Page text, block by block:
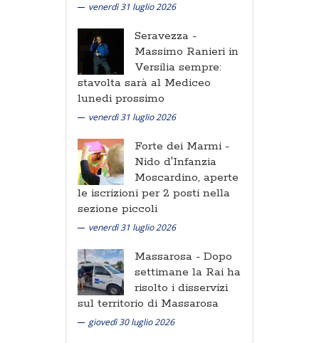
venerdì 31 luglio 2026
Seravezza -
Massimo Ranieri in
Versilia sempre:
stavolta sarà al Mediceo
lunedi prossimo
venerdì 31 luglio 2026
Forte dei Marmi -
Nido d'Infanzia
Moscardino, aperte
le iscrizioni per 2 posti nella
sezione piccoli
venerdì 31 luglio 2026
Massarosa - Dopo
settimane la Rai ha
risolto i disservizi
sul territorio di Massarosa
giovedì 30 luglio 2026